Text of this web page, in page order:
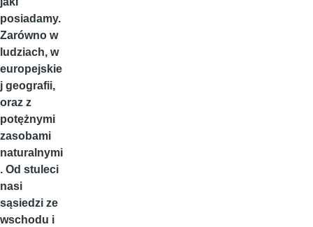
posiadamy.
Zarówno w
ludziach, w
europejskie
j geografii,
oraz z
potężnymi
zasobami
naturalnymi
. Od stuleci
nasi
sąsiedzi ze
wschodu i